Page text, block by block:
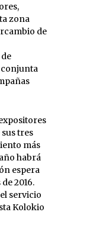
zona
de
tres
más
habrá
espera
2016.
servicio
Kolokio